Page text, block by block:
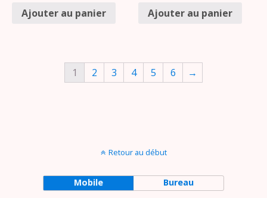
Ajouter au panier Ajouter au panier
1 2 3 4 5 6 →
Retour au début
Mobile Bureau